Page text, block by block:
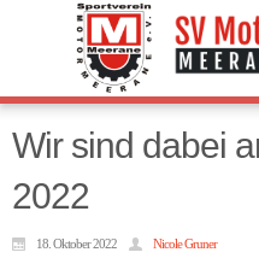
Wir sind dabei
2022
18. Oktober 2022 Nicole Gruner